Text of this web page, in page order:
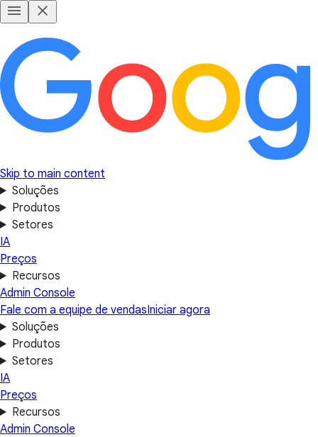
Skip to main content
Soluções
Produtos
Setores
IA
Preços
Recursos
Admin Console
Fale com a equipe de vendasIniciar agora
Soluções
Produtos
Setores
IA
Preços
Recursos
Admin Console